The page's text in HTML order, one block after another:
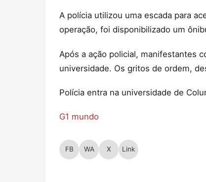
A polícia utilizou uma escada para
operação, foi disponibilizado um
Após a ação policial, manifestantes
universidade. Os gritos de ordem,
Polícia entra na universidade de
G1 mundo
FB WA X Link